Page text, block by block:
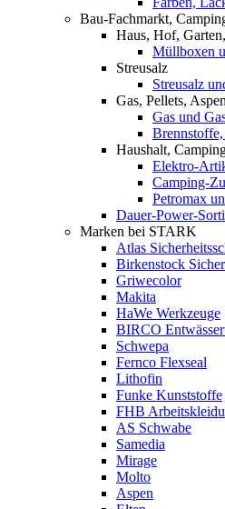
Bau-Fachmarkt,
Haus, Hof,
Müllboxen
Streusalz
Streusalz
Gas, Pellets,
Gas und
Haushalt,
Elektro-
Camping-
Petromax
Dauer-Power-
Marken bei STARK
Atlas
Birkenstock
Griwecolor
Makita
HaWe Werkzeuge
BIRCO
Schwepa
Fernco Flexseal
Lithofin
Funke Kunststoffe
FHB
AS Schwabe
Samedia
Mirage
Molto
Aspen